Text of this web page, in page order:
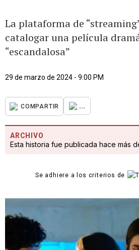
La plataforma de
catalogar una película
“escandalosa”
29 de marzo de 2024 - 9:00 PM
COMPARTIR ...
ARCHIVO
Esta historia fue publicada hace más
Se adhiere a los criterios de